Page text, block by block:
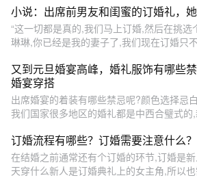
小说：出席前男友和闺蜜的订婚礼，
“这一切都是真的,我们马上订婚,然后在挑选
琳琳,你已经是我的妻子了,我们现在订婚只
又到元旦婚宴高峰，婚礼服饰有哪些
婚宴穿搭
出席婚宴的着装有哪些禁忌呢?颜色选择忌
我们国家很多地区的婚礼都是中西合璧式的
订婚流程有哪些？订婚需要注意什么？
在结婚之前通常还有个订婚的环节,订婚是
天穿什么新人是订婚典礼上的女主角,所以